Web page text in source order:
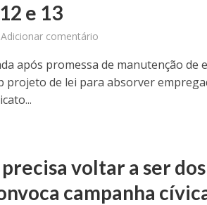
e 13
Adicionar comentário
após promessa de manutenção de
projeto de lei para absorver
voltar a ser
campanha